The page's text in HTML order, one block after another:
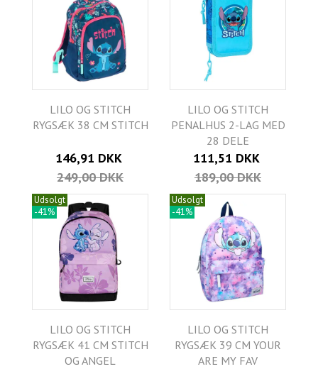
LILO OG STITCH
RYGSÆK 38 CM STITCH
146,91 DKK
249,00 DKK
LILO OG STITCH
PENALHUS 2-LAG MED
28 DELE
111,51 DKK
189,00 DKK
Udsolgt
-41%
LILO OG STITCH
RYGSÆK 41 CM STITCH
OG ANGEL
Udsolgt
-41%
LILO OG STITCH
RYGSÆK 39 CM YOUR
ARE MY FAV